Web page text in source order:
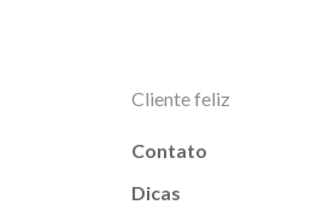
Cliente feliz
Contato
Dicas